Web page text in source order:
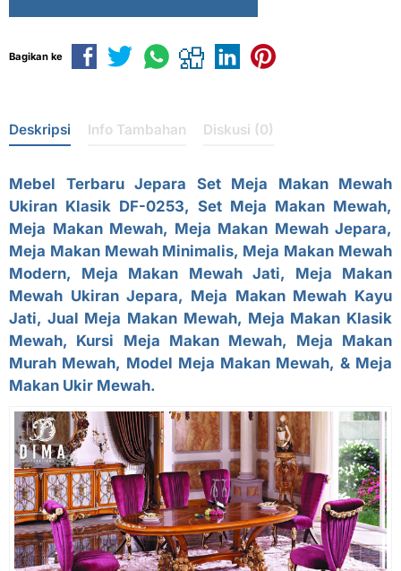
Bagikan ke
Deskripsi Info Tambahan Diskusi (0)
Mebel Terbaru Jepara Set Meja Makan Mewah
Ukiran Klasik DF-0253, Set Meja Makan Mewah,
Meja Makan Mewah, Meja Makan Mewah Jepara,
Meja Makan Mewah Minimalis, Meja Makan Mewah
Modern, Meja Makan Mewah Jati, Meja Makan
Mewah Ukiran Jepara, Meja Makan Mewah Kayu
Jati, Jual Meja Makan Mewah, Meja Makan Klasik
Mewah, Kursi Meja Makan Mewah, Meja Makan
Murah Mewah, Model Meja Makan Mewah, & Meja
Makan Ukir Mewah.